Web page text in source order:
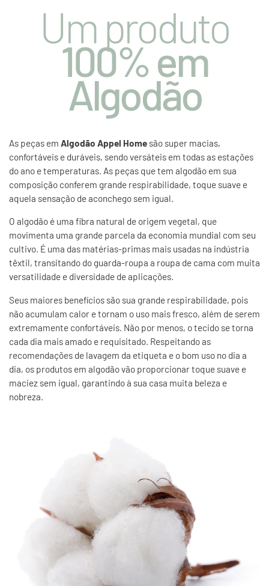
Um produto
100% em
Algodão
As peças em Algodão Appel Home são super macias,
confortáveis e duráveis, sendo versáteis em todas as estações
do ano e temperaturas. As peças que tem algodão em sua
composição conferem grande respirabilidade, toque suave e
aquela sensação de aconchego sem igual.
O algodão é uma fibra natural de origem vegetal, que
movimenta uma grande parcela da economia mundial com seu
cultivo. É uma das matérias-primas mais usadas na indústria
têxtil, transitando do guarda-roupa a roupa de cama com muita
versatilidade e diversidade de aplicações.
Seus maiores benefícios são sua grande respirabilidade, pois
não acumulam calor e tornam o uso mais fresco, além de serem
extremamente confortáveis. Não por menos, o tecido se torna
cada dia mais amado e requisitado. Respeitando as
recomendações de lavagem da etiqueta e o bom uso no dia a
dia, os produtos em algodão vão proporcionar toque suave e
maciez sem igual, garantindo à sua casa muita beleza e
nobreza.